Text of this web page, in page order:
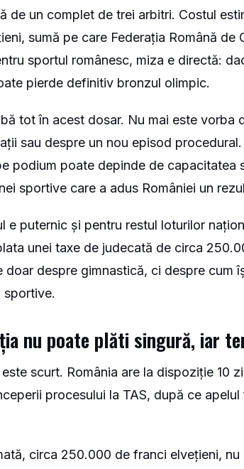
de un complet de trei arbitri. Costul
sumă pe care Federația Română de
sportul românesc, miza e directă:
pierde definitiv bronzul olimpic.
tot în acest dosar. Nu mai este vorba
sau despre un nou episod
podium poate depinde de capacitatea
sportive care a adus României un
e puternic și pentru restul loturilor
unei taxe de judecată de circa
doar despre gimnastică, ci despre cum
sportive.
nu poate plăti singură, iar
scurt. România are la dispoziție 10
procesului la TAS, după ce
circa 250.000 de franci elvețieni,